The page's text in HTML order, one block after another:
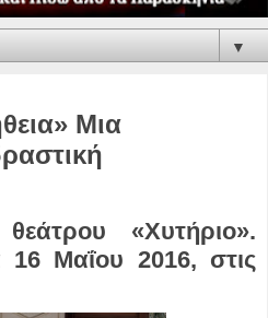
▼
Μια
«Χυτήριο».
Μαΐου 2016, στις